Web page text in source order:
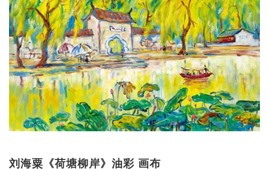
刘海粟《荷塘柳岸》油彩 画布